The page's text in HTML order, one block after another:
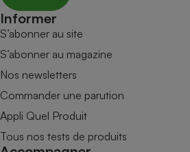
Informer
S’abonner au site
S’abonner au magazine
Nos newsletters
Commander une parution
Appli Quel Produit
Tous nos tests de produits